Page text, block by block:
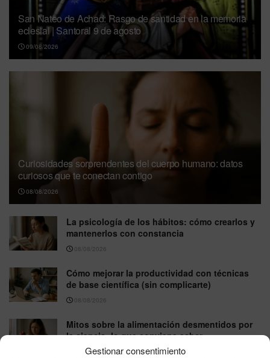
Gestionar consentimiento
San Nateo de Achad: Rasgo de santidad en la memoria
eclesial | Santoral 9 de agosto
09/08/2026
Curiosidades sorprendentes del cuerpo humano: datos
curiosos que te conectan contigo
08/08/2026
La psicología de los hábitos: cómo crearlos y
mantenerlos con constancia
08/08/2026
Cómo mejorar la productividad con técnicas
de base científica (sin complicarte)
08/08/2026
Mitos sobre la alimentación desmentidos por
la ciencia: lo que conviene saber
08/08/2026